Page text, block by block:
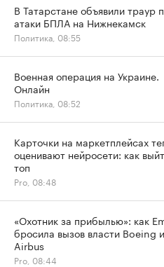
В Татарстане объявили траур
атаки БПЛА на Нижнекамск
Политика, 08:55
Военная операция на Украине.
Онлайн
Политика, 08:52
Карточки на маркетплейсах
оценивают нейросети: как
топ
Pro, 08:48
«Охотник за прибылью»: как
бросила вызов власти Boeing и
Airbus
Pro, 08:44